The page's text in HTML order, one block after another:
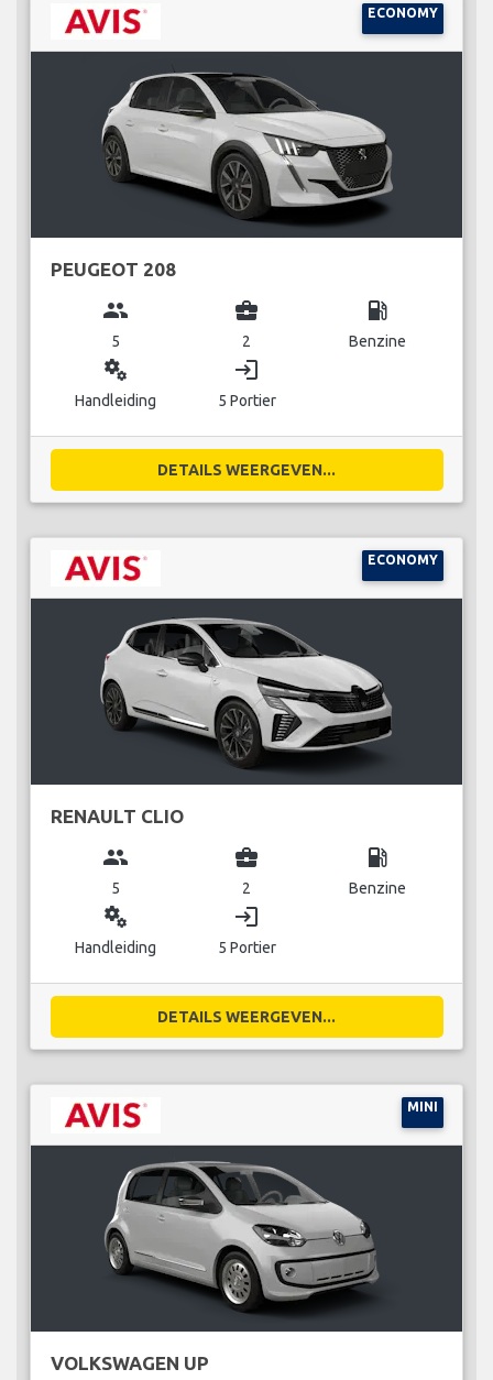
ECONOMY
PEUGEOT 208
group
5
business_center
2
local_gas_station
Benzine
miscellaneous_services
Handleiding
login
5 Portier
DETAILS WEERGEVEN...
ECONOMY
RENAULT CLIO
group
5
business_center
2
local_gas_station
Benzine
miscellaneous_services
Handleiding
login
5 Portier
DETAILS WEERGEVEN...
MINI
VOLKSWAGEN UP